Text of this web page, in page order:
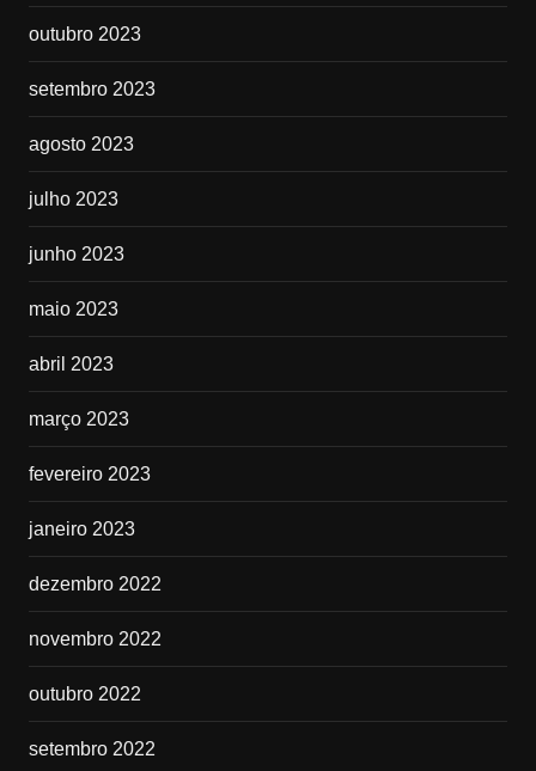
outubro 2023
setembro 2023
agosto 2023
julho 2023
junho 2023
maio 2023
abril 2023
março 2023
fevereiro 2023
janeiro 2023
dezembro 2022
novembro 2022
outubro 2022
setembro 2022